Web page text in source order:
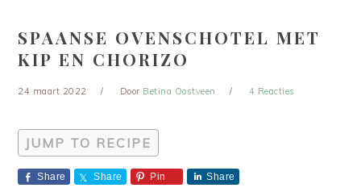
SPAANSE OVENSCHOTEL MET
KIP EN CHORIZO
24 maart 2022 Door Betina Oostveen 4 Reacties
JUMP TO RECIPE
Share Share Pin Share